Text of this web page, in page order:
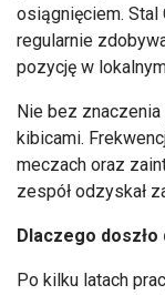
osiągnięciem.
regularnie
pozycję w
Nie bez znaczenia
kibicami.
meczach oraz
zespół odzyskał
Dlaczego
Po kilku latach